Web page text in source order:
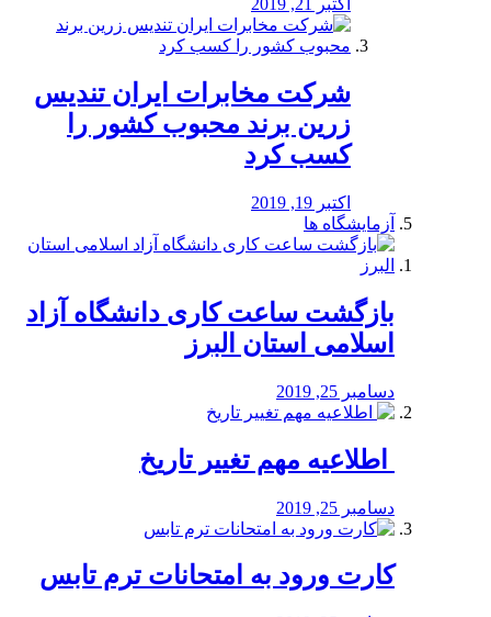
اکتبر 21, 2019
شرکت مخابرات ایران تندیس
زرین برند محبوب کشور را
کسب کرد
اکتبر 19, 2019
آزمایشگاه ها
بازگشت ساعت کاری دانشگاه آزاد
اسلامی استان البرز
دسامبر 25, 2019
️ اطلاعیه مهم تغییر تاریخ
دسامبر 25, 2019
کارت ورود به امتحانات ترم تابس